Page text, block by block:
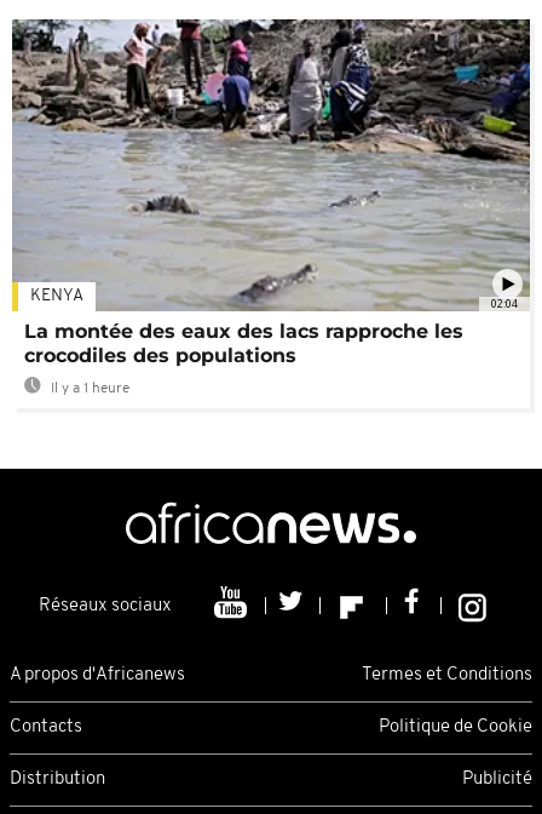
02:04
KENYA
La montée des eaux des lacs rapproche les
crocodiles des populations
Il y a 1 heure
Réseaux sociaux
A propos d'Africanews Termes et Conditions
Contacts Politique de Cookie
Distribution Publicité